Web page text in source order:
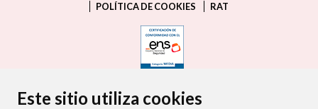
Este sitio utiliza cookies
POLÍTICA DE COOKIES
RAT